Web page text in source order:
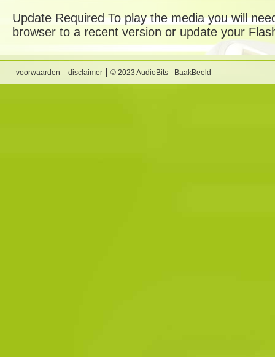
Update RequiredTo play the media you will
browser to a recent version or update your
voorwaarden disclaimer © 2023 AudioBits - BaakBeeld